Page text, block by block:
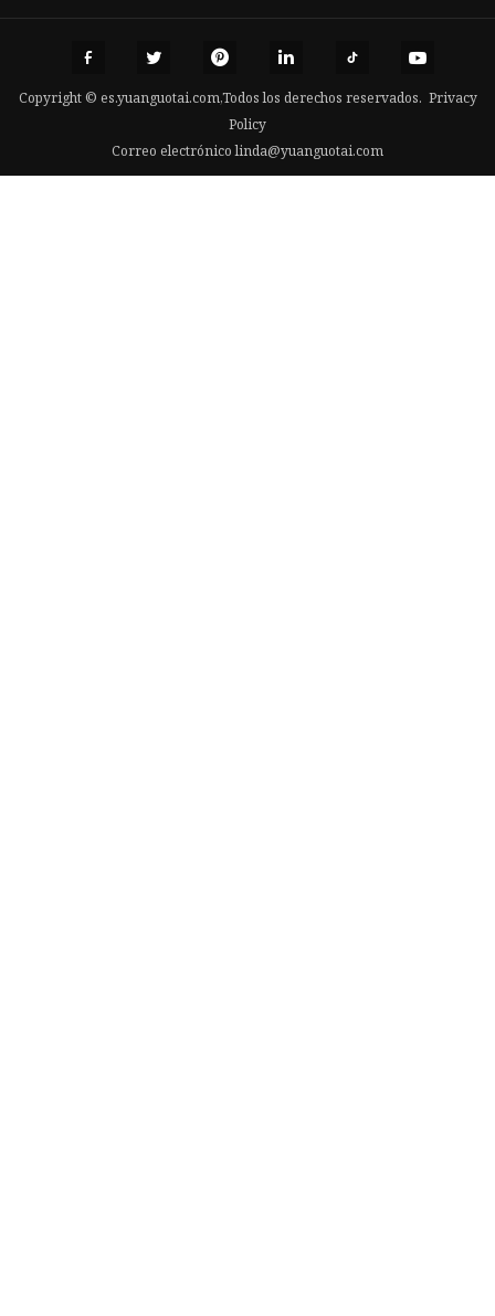
Copyright © es.yuanguotai.com,Todos los derechos reservados. Privacy
Policy
Correo electrónicolinda@yuanguotai.com